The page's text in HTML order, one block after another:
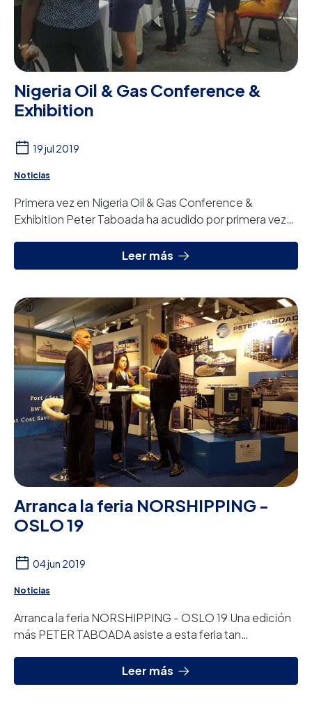
Nigeria Oil & Gas Conference &
Exhibition
19 jul 2019
Noticias
Primera vez en Nigeria Oil & Gas Conference &
Exhibition Peter Taboada ha acudido por primera vez
Leer más
Arranca la feria NORSHIPPING -
OSLO 19
04 jun 2019
Noticias
Arranca la feria NORSHIPPING - OSLO 19 Una edición
más PETER TABOADA asiste a esta feria tan
Leer más